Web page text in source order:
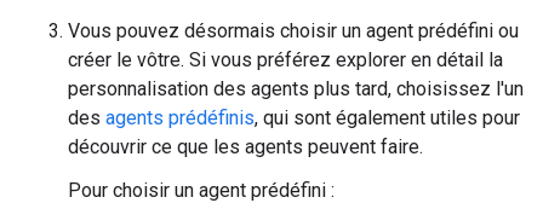
Vous pouvez désormais choisir un agent prédéfini ou
créer le vôtre. Si vous préférez explorer en détail la
personnalisation des agents plus tard, choisissez l'un
des agents prédéfinis, qui sont également utiles pour
découvrir ce que les agents peuvent faire.
Pour choisir un agent prédéfini :